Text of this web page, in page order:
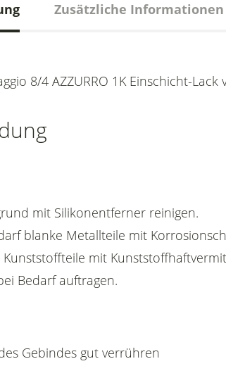
Zusätzliche Informationen
8/4 AZZURRO 1K Einschicht-Lack
mit Silikonentferner reinigen.
blanke Metallteile mit
Kunststoffteile mit
Bedarf auftragen.
Gebindes gut verrühren